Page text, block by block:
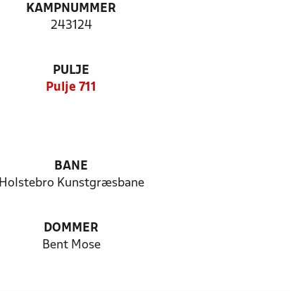
KAMPNUMMER
243124
PULJE
Pulje 711
BANE
Holstebro Kunstgræsbane
DOMMER
Bent Mose